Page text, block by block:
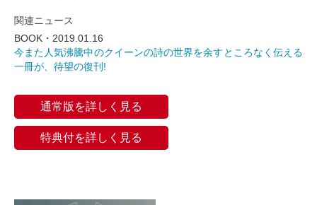
関連ニュース
BOOK・2019.01.16
今また人気沸騰中のクイーンの詩の世界を余すところなく伝える
一冊が、待望の復刊!
通常版を詳しく見る
特典付を詳しく見る